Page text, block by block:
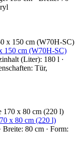
150 cm (W70H-SC)
(Liter): 180 l ·
Tür,
x 80 cm (220 l)
Breite: 80 cm · Form: